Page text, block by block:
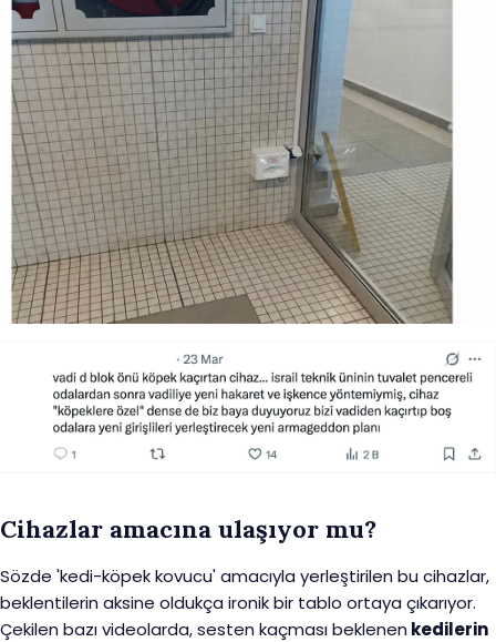
Cihazlar amacına ulaşıyor mu?
Sözde 'kedi-köpek kovucu' amacıyla yerleştirilen bu cihazlar,
beklentilerin aksine oldukça ironik bir tablo ortaya çıkarıyor.
Çekilen bazı videolarda, sesten kaçması beklenen kedilerin